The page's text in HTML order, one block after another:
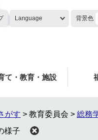
Language 背景色
て・教育・施設
がす > 教育委員会 > 総務
様子